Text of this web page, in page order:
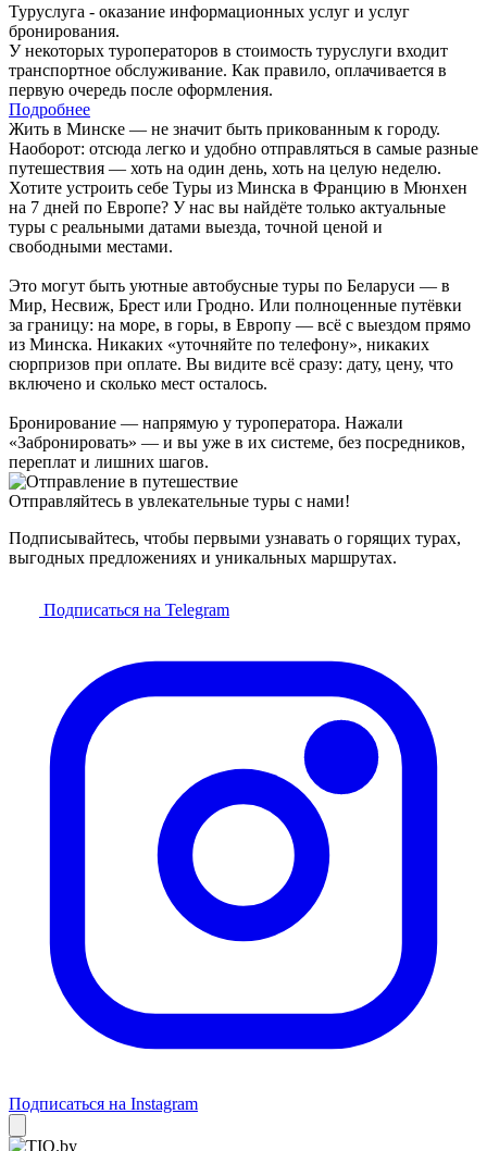
Туруслуга - оказание информационных услуг и услуг
бронирования.
У некоторых туроператоров в стоимость туруслуги входит
транспортное обслуживание. Как правило, оплачивается в
первую очередь после оформления.
Подробнее
Жить в Минске — не значит быть прикованным к городу.
Наоборот: отсюда легко и удобно отправляться в самые разные
путешествия — хоть на один день, хоть на целую неделю.
Хотите устроить себе Туры из Минска в Францию в Мюнхен
на 7 дней по Европе? У нас вы найдёте только актуальные
туры с реальными датами выезда, точной ценой и
свободными местами.
Это могут быть уютные автобусные туры по Беларуси — в
Мир, Несвиж, Брест или Гродно. Или полноценные путёвки
за границу: на море, в горы, в Европу — всё с выездом прямо
из Минска. Никаких «уточняйте по телефону», никаких
сюрпризов при оплате. Вы видите всё сразу: дату, цену, что
включено и сколько мест осталось.
Бронирование — напрямую у туроператора. Нажали
«Забронировать» — и вы уже в их системе, без посредников,
переплат и лишних шагов.
Отправляйтесь в увлекательные туры с нами!
Подписывайтесь, чтобы первыми узнавать о горящих турах,
выгодных предложениях и уникальных маршрутах.
Подписаться на Telegram
Подписаться на Instagram